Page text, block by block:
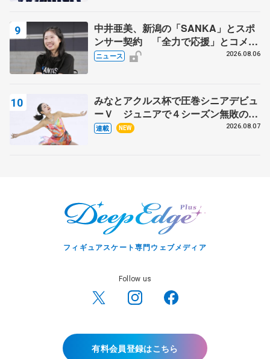
中井亜美、新潟の「SANKA」とスポ
ンサー契約 「全力で応援」とコメン
ト
ニュース 2026.08.06
みなとアクルス杯で圧巻シニアデビュ
ーＶ ジュニアで４シーズン無敗の島
田麻央
連載 NEW 2026.08.07
フィギュアスケート専門ウェブメディア
Follow us
有料会員登録はこちら